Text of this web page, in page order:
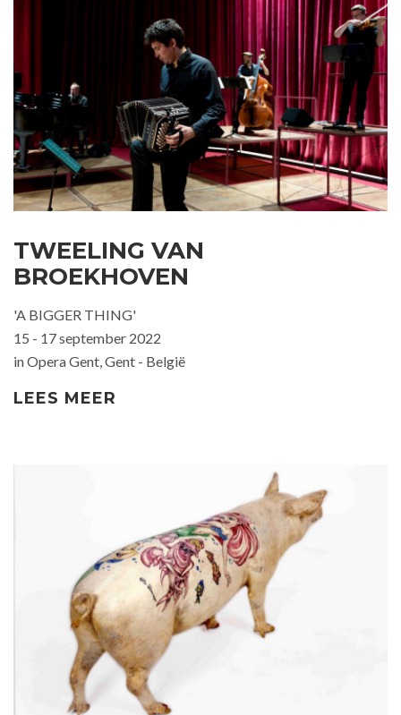
TWEELING VAN
BROEKHOVEN
'A BIGGER THING'
15 - 17 september 2022
in Opera Gent, Gent - België
LEES MEER